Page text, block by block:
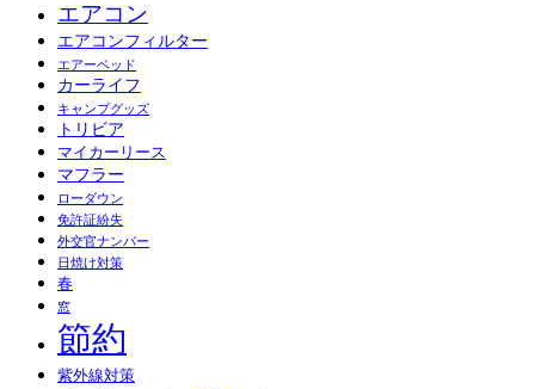
エアコン
エアコンフィルター
エアーベッド
カーライフ
キャンプグッズ
トリビア
マイカーリース
マフラー
ローダウン
免許証紛失
外交官ナンバー
日焼け対策
春
窓
節約
紫外線対策